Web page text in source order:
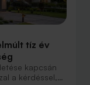
tíz év
kapcsán
a kérdéssel,